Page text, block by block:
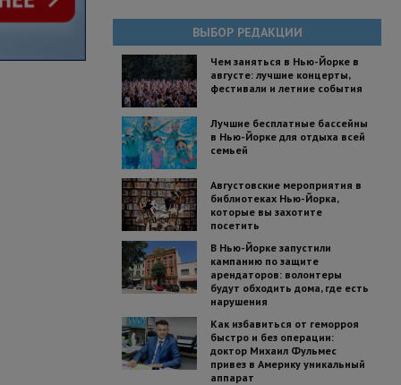
ВЫБОР РЕДАКЦИИ
Чем заняться в Нью-Йорке в
августе: лучшие концерты,
фестивали и летние события
Лучшие бесплатные бассейны
в Нью-Йорке для отдыха всей
семьей
Августовские мероприятия в
библиотеках Нью-Йорка,
которые вы захотите
посетить
В Нью-Йорке запустили
кампанию по защите
арендаторов: волонтеры
будут обходить дома, где есть
нарушения
Как избавиться от геморроя
быстро и без операции:
доктор Михаил Фульмес
привез в Америку уникальный
аппарат